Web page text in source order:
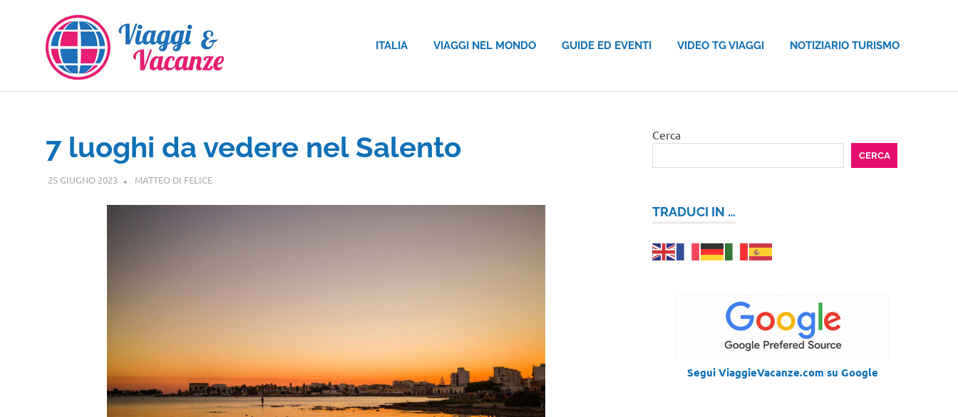
contenuto
ITALIA VIAGGI NEL MONDO GUIDE ED EVENTI VIDEO TG VIAGGI NOTIZIARIO TURISMO
7 luoghi da vedere nel Salento
25 GIUGNO 2023 MATTEO DI FELICEPUGLIA
Cerca
CERCA
TRADUCI IN …
Segui ViaggieVacanze.com su Google